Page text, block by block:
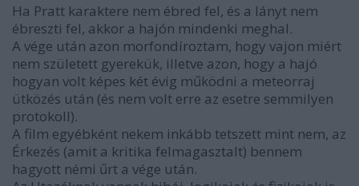
Ha Pratt karaktere nem ébred fel, és a lányt nem
ébreszti fel, akkor a hajón mindenki meghal.
A vége után azon morfondíroztam, hogy vajon miért
nem született gyerekük, illetve azon, hogy a hajó
hogyan volt képes két évig működni a meteorraj
ütközés után (és nem volt erre az esetre semmilyen
protokoll).
A film egyébként nekem inkább tetszett mint nem, az
Érkezés (amit a kritika felmagasztalt) bennem
hagyott némi űrt a vége után.